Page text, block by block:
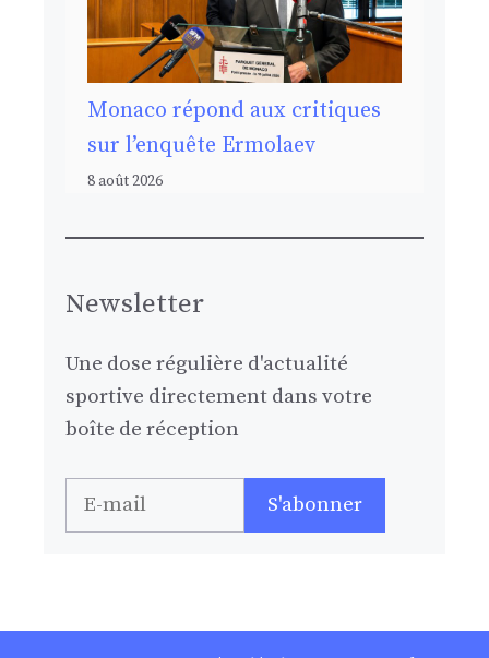
Monaco répond aux critiques
sur l’enquête Ermolaev
8 août 2026
Newsletter
Une dose régulière d'actualité
sportive directement dans votre
boîte de réception